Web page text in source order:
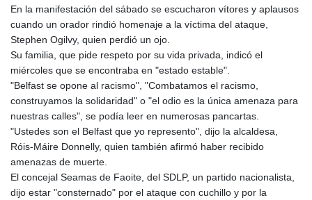
JEP 0.8566
JMD 183.057725
JOD 0.819746
JPY 182.445186
KES 149.158147
KGS 101.104505
KHR 4681.941823
KMF 492.514185
KRW 1627.712241
KWD 0.356853
KZT 540.233287
LAK 26025.676609
En la manifestación del sábado se escucharon vítores y aplausos
cuando un orador rindió homenaje a la víctima del ataque,
Stephen Ogilvy, quien perdió un ojo.
Su familia, que pide respeto por su vida privada, indicó el
miércoles que se encontraba en "estado estable".
"Belfast se opone al racismo", "Combatamos el racismo,
construyamos la solidaridad" o "el odio es la única amenaza para
nuestras calles", se podía leer en numerosas pancartas.
"Ustedes son el Belfast que yo represento", dijo la alcaldesa,
Róis-Máire Donnelly, quien también afirmó haber recibido
amenazas de muerte.
El concejal Seamas de Faoite, del SDLP, un partido nacionalista,
dijo estar "consternado" por el ataque con cuchillo y por la